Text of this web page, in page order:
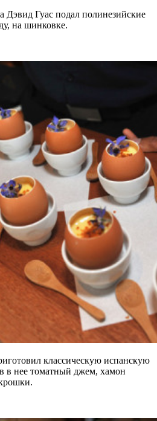
Гуас подал полинезийские
на шинковке.
классическую испанскую
в нее томатный джем, хамон